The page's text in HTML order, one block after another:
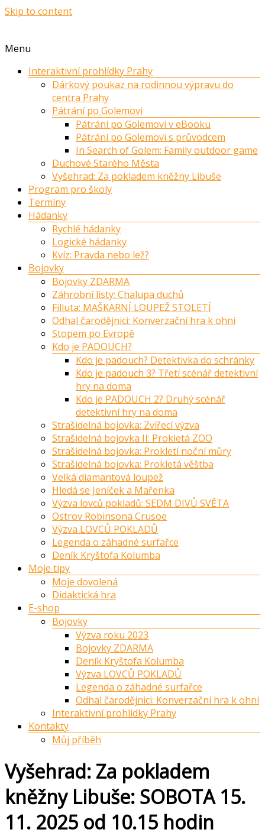
Skip to content
Menu
Interaktivní prohlídky Prahy
Dárkový poukaz na rodinnou výpravu do
centra Prahy
Pátrání po Golemovi
Pátrání po Golemovi v eBooku
Pátrání po Golemovi s průvodcem
In Search of Golem: Family outdoor game
Duchové Starého Města
Vyšehrad: Za pokladem kněžny Libuše
Program pro školy
Termíny
Hádanky
Rychlé hádanky
Logické hádanky
Kvíz: Pravda nebo lež?
Bojovky
Bojovky ZDARMA
Záhrobní listy: Chalupa duchů
Filluta: MAŠKARNÍ LOUPEŽ STOLETÍ
Odhal čarodějnici: Konverzační hra k ohni
Stopem po Evropě
Kdo je PADOUCH?
Kdo je padouch? Detektivka do schránky
Kdo je padouch 3? Třetí scénář detektivní
hry na doma
Kdo je PADOUCH 2? Druhý scénář
detektivní hry na doma
Strašidelná bojovka: Zvířecí výzva
Strašidelná bojovka II: Prokletá ZOO
Strašidelná bojovka: Prokletí noční můry
Strašidelná bojovka: Prokletá věštba
Velká diamantová loupež
Hledá se Jeníček a Mařenka
Výzva lovců pokladů: SEDM DIVŮ SVĚTA
Ostrov Robinsona Crusoe
Výzva LOVCŮ POKLADŮ
Legenda o záhadné surfařce
Deník Kryštofa Kolumba
Moje tipy
Moje dovolená
Didaktická hra
E-shop
Bojovky
Výzva roku 2023
Bojovky ZDARMA
Deník Kryštofa Kolumba
Výzva LOVCŮ POKLADŮ
Legenda o záhadné surfařce
Odhal čarodějnici: Konverzační hra k ohni
Interaktivní prohlídky Prahy
Kontakty
Můj příběh
Vyšehrad: Za pokladem
kněžny Libuše: SOBOTA 15.
11. 2025 od 10.15 hodin